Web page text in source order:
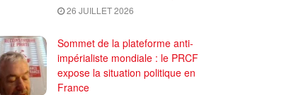
26 JUILLET 2026
Sommet de la plateforme anti-
impérialiste mondiale : le PRCF
expose la situation politique en
France